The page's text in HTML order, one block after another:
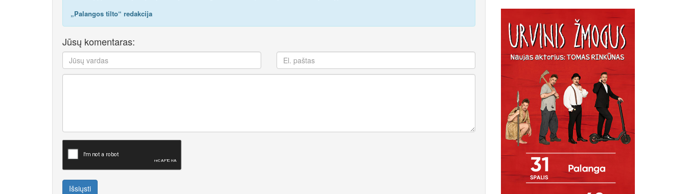
„Palangos tilto“ redakcija
Jūsų komentaras:
Išsiųsti